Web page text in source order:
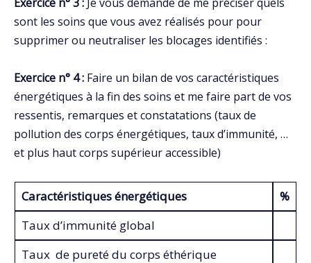
sont les soins que vous avez réalisés pour pour
supprimer ou neutraliser les blocages identifiés :
Exercice n° 4 : Faire un bilan de vos caractéristiques
énergétiques à la fin des soins et me faire part de vos
ressentis, remarques et constatations (taux de
pollution des corps énergétiques, taux d’immunité, …
et plus haut corps supérieur accessible)
Caractéristiques énergétiques
%
Taux d’immunité global
Taux de pureté du corps éthérique